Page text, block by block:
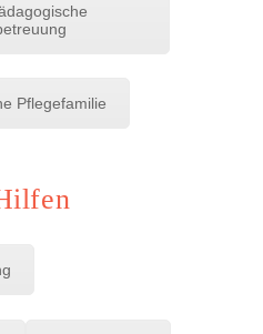
Pflegefamilie